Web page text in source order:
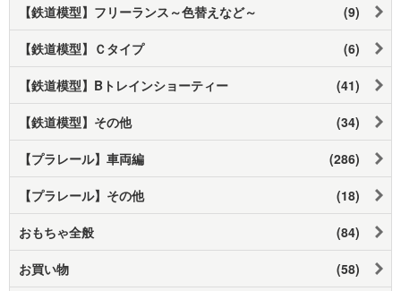
【鉄道模型】フリーランス～色替えなど～ (9)
【鉄道模型】Ｃタイプ (6)
【鉄道模型】Bトレインショーティー (41)
【鉄道模型】その他 (34)
【プラレール】車両編 (286)
【プラレール】その他 (18)
おもちゃ全般 (84)
お買い物 (58)